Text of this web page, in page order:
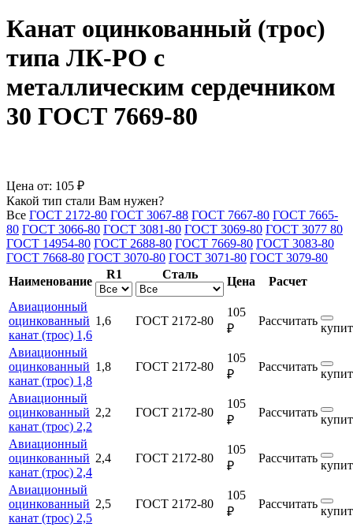
Канат оцинкованный (трос)
типа ЛК-РО с
металлическим сердечником
30 ГОСТ 7669-80
Цена от: 105 ₽
Какой тип стали Вам нужен?
Все ГОСТ 2172-80 ГОСТ 3067-88 ГОСТ 7667-80 ГОСТ 7665-
80 ГОСТ 3066-80 ГОСТ 3081-80 ГОСТ 3069-80 ГОСТ 3077 80
ГОСТ 14954-80 ГОСТ 2688-80 ГОСТ 7669-80 ГОСТ 3083-80
ГОСТ 7668-80 ГОСТ 3070-80 ГОСТ 3071-80 ГОСТ 3079-80
Наименование
R1 Сталь
Цена
Расчет
Авиационный
оцинкованный
канат (трос) 1,6
1,6 ГОСТ 2172-80
105
₽
Рассчитать
Авиационный
оцинкованный
канат (трос) 1,8
1,8 ГОСТ 2172-80
105
₽
Рассчитать
Авиационный
оцинкованный
канат (трос) 2,2
2,2 ГОСТ 2172-80
105
₽
Рассчитать
Авиационный
оцинкованный
канат (трос) 2,4
2,4 ГОСТ 2172-80
105
₽
Рассчитать
Авиационный
оцинкованный
канат (трос) 2,5
2,5 ГОСТ 2172-80
105
₽
Рассчитать